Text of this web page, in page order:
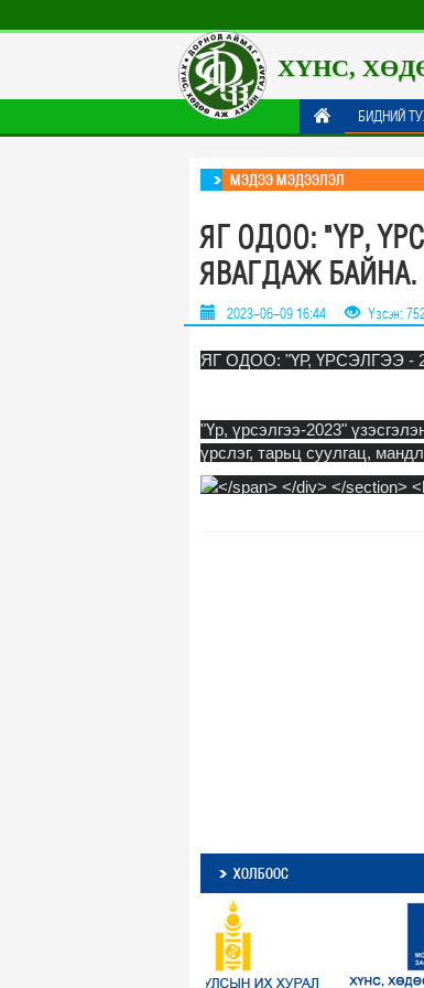
ХҮНС,
БИДНИЙ
МЭДЭЭ МЭДЭЭЛЭЛ
ЯГ ОДОО: "ҮР,
ЯВАГДАЖ БАЙНА.
2023-06-09 16:44 Үзсэн:
ЯГ ОДОО: "ҮР, ҮРСЭЛГЭЭ -
"Үр, үрсэлгээ-2023"
үрслэг, тарьц суулгац,
ХОЛБООС